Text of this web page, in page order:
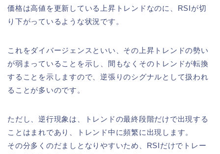
価格は高値を更新している上昇トレンドなのに、RSIが切
り下がっているような状況です。
これをダイバージェンスといい、その上昇トレンドの勢い
が弱まっていることを示し、間もなくそのトレンドが転換
することを示しますので、逆張りのシグナルとして扱われ
ることが多いのです。
ただし、逆行現象は、トレンドの最終段階だけで出現する
ことはまれであり、トレンド中に頻繁に出現します。
その分多くのだましとなりやすいため、RSIだけでトレー